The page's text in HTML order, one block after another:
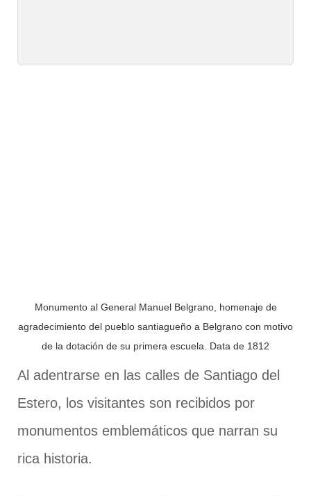
Monumento al General Manuel Belgrano, homenaje de
agradecimiento del pueblo santiagueño a Belgrano con motivo
de la dotación de su primera escuela. Data de 1812
Al adentrarse en las calles de Santiago del
Estero, los visitantes son recibidos por
monumentos emblemáticos que narran su
rica historia.